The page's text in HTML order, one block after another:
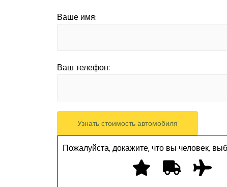
Ваше имя:
Ваш телефон:
Пожалуйста, докажите, что вы человек,